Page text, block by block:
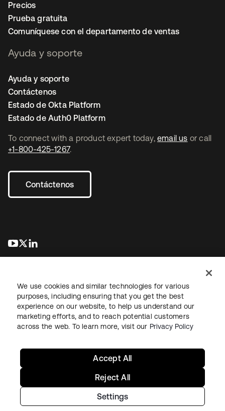
To connect with a product expert today, email us or call
+1-800-425-1267.
Contáctenos
se abre en una pestaña nueva
se abre en una pestaña nueva
Precios
Prueba gratuita
Comuníquese con el departamento de ventas
Ayuda y soporte
Ayuda y soporte
Contáctenos
Estado de Okta Platform
Estado de Auth0 Platform
Información legalPolítica de privacidadTérminos del sitio
Seguridad Mapa del sitioPreferencias de cookies
Copyright © 2026 Okta. Todos los derechos reservados.
We use cookies and similar technologies for various
purposes, including ensuring that you get the best
experience on our website, to help us understand our
marketing efforts, and to reach potential customers
across the web. To learn more, visit our Privacy Policy
Settings
Reject All
Accept All